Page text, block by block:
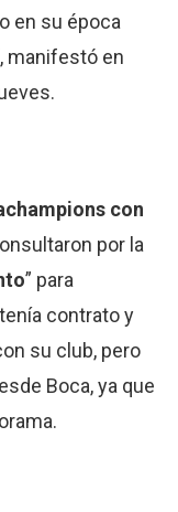
en su época
manifestó en
con
por la
” para
contrato y
su club, pero
Boca, ya que